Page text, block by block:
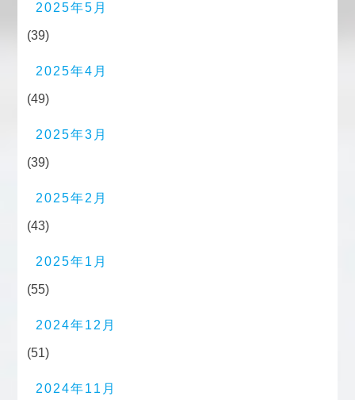
2025年5月
(39)
2025年4月
(49)
2025年3月
(39)
2025年2月
(43)
2025年1月
(55)
2024年12月
(51)
2024年11月